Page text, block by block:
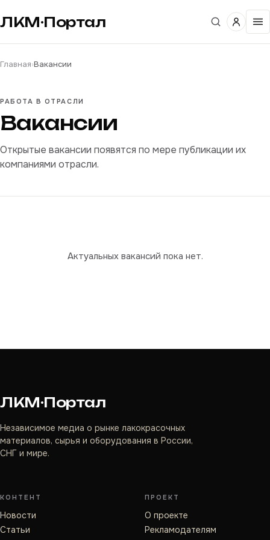
ЛКМ·Портал
Главная›Вакансии
РАБОТА В ОТРАСЛИ
Вакансии
Открытые вакансии появятся по мере публикации их
компаниями отрасли.
Актуальных вакансий пока нет.
ЛКМ·Портал
Независимое медиа о рынке лакокрасочных
материалов, сырья и оборудования в России,
СНГ и мире.
КОНТЕНТ
Новости
Статьи
ПРОЕКТ
О проекте
Рекламодателям